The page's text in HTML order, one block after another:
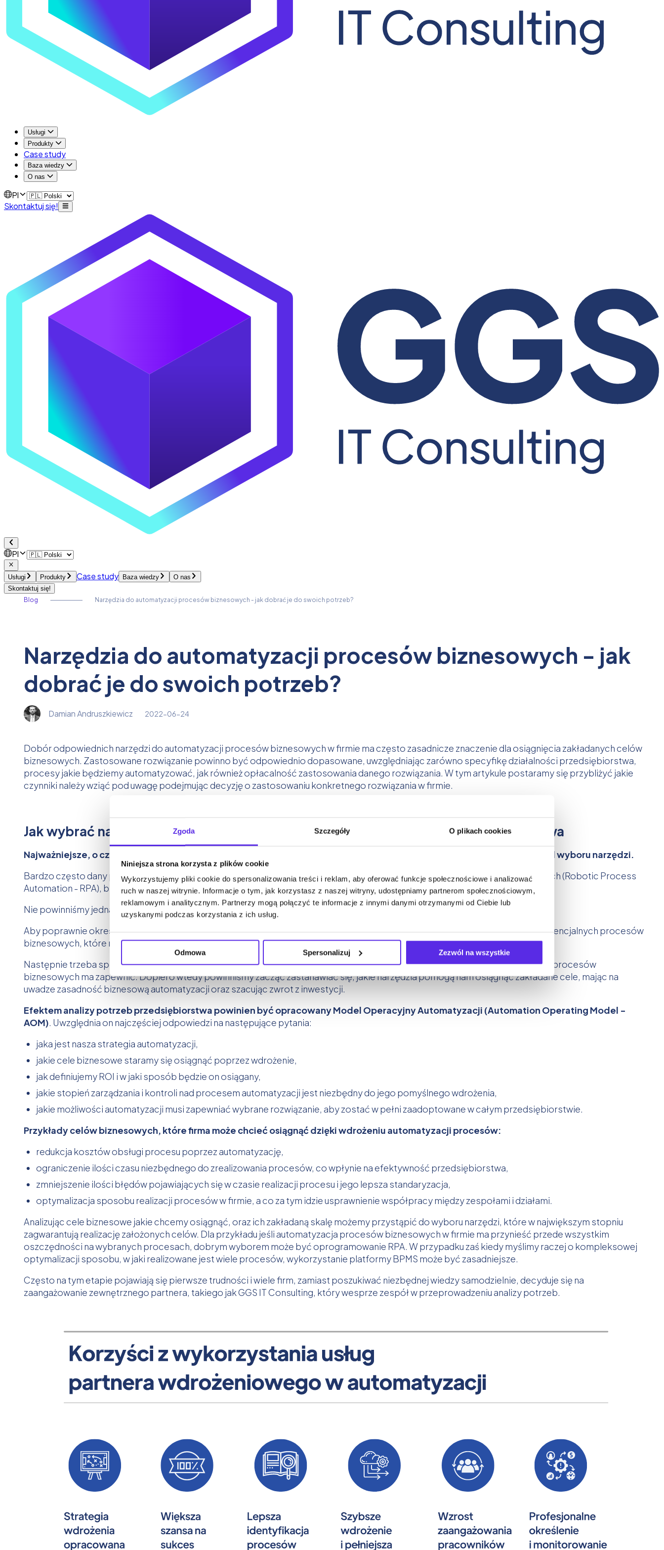
Zgoda Szczegóły O plikach cookies
Niniejsza strona korzysta z plików cookie
Wykorzystujemy pliki cookie do spersonalizowania treści i reklam, aby oferować funkcje społecznościowe i analizować
ruch w naszej witrynie. Informacje o tym, jak korzystasz z naszej witryny, udostępniamy partnerom społecznościowym,
reklamowym i analitycznym. Partnerzy mogą połączyć te informacje z innymi danymi otrzymanymi od Ciebie lub
uzyskanymi podczas korzystania z ich usług.
Odmowa Spersonalizuj Zezwól na wszystkie
Usługi
Produkty
Case study
Baza wiedzy
O nas
Pl
Skontaktuj się!
Pl
Usługi Produkty Case study Baza wiedzy
O nas
Skontaktuj się!
Blog
Narzędzia do automatyzacji procesów biznesowych - jak dobrać je do swoich potrzeb?
Narzędzia do automatyzacji procesów biznesowych - jak
dobrać je do swoich potrzeb?
Damian Andruszkiewicz 2022-06-24
Dobór odpowiednich narzędzi do automatyzacji procesów biznesowych w firmie ma często zasadnicze znaczenie dla osiągnięcia zakładanych celów
biznesowych. Zastosowane rozwiązanie powinno być odpowiednio dopasowane, uwzględniając zarówno specyfikę działalności przedsiębiorstwa,
procesy jakie będziemy automatyzować, jak również opłacalność zastosowania danego rozwiązania. W tym artykule postaramy się przybliżyć jakie
czynniki należy wziąć pod uwagę podejmując decyzję o zastosowaniu konkretnego rozwiązania w firmie.
Jak wybrać narzędzia do automatyzacji procesów - analiza potrzeb przedsiębiorstwa
Najważniejsze, o czym powinniśmy pamiętać, to aby nie rozpoczynać projektu automatyzacji procesów biznesowych od wyboru narzędzi.
Bardzo często dany proces można zautomatyzować zarówno stosując oprogramowanie do Robotyzacji Procesów Biznesowych (Robotic Process
Automation - RPA), bądź Systemy do Zarządzania Procesami Biznesowymi (Business Process Management System - BPMS).
Nie powinniśmy jednak zapominać, iż każde z tych narzędzi zostało stworzone w określonym celu.
Aby poprawnie określić, które z nich będzie w naszej firmie najbardziej optymalne, najpierw powinniśmy zidentyfikować listę potencjalnych procesów
biznesowych, które można zautomatyzować.
Następnie trzeba spojrzeć na te procesy zarówno z perspektywy technologii, jak też celów biznesowych, które automatyzacja procesów
biznesowych ma zapewnić. Dopiero wtedy powinniśmy zacząć zastanawiać się, jakie narzędzia pomogą nam osiągnąć zakładane cele, mając na
uwadze zasadność biznesową automatyzacji oraz szacując zwrot z inwestycji.
Efektem analizy potrzeb przedsiębiorstwa powinien być opracowany Model Operacyjny Automatyzacji (Automation Operating Model -
AOM). Uwzględnia on najczęściej odpowiedzi na następujące pytania:
jaka jest nasza strategia automatyzacji,
jakie cele biznesowe staramy się osiągnąć poprzez wdrożenie,
jak definiujemy ROI i w jaki sposób będzie on osiągany,
jakie stopień zarządzania i kontroli nad procesem automatyzacji jest niezbędny do jego pomyślnego wdrożenia,
jakie możliwości automatyzacji musi zapewniać wybrane rozwiązanie, aby zostać w pełni zaadoptowane w całym przedsiębiorstwie.
Przykłady celów biznesowych, które firma może chcieć osiągnąć dzięki wdrożeniu automatyzacji procesów:
redukcja kosztów obsługi procesu poprzez automatyzację,
ograniczenie ilości czasu niezbędnego do zrealizowania procesów, co wpłynie na efektywność przedsiębiorstwa,
zmniejszenie ilości błędów pojawiających się w czasie realizacji procesu i jego lepsza standaryzacja,
optymalizacja sposobu realizacji procesów w firmie, a co za tym idzie usprawnienie współpracy między zespołami i działami.
Analizując cele biznesowe jakie chcemy osiągnąć, oraz ich zakładaną skalę możemy przystąpić do wyboru narzędzi, które w największym stopniu
zagwarantują realizację założonych celów. Dla przykładu jeśli automatyzacja procesów biznesowych w firmie ma przynieść przede wszystkim
oszczędności na wybranych procesach, dobrym wyborem może być oprogramowanie RPA. W przypadku zaś kiedy myślimy raczej o kompleksowej
optymalizacji sposobu, w jaki realizowane jest wiele procesów, wykorzystanie platformy BPMS może być zasadniejsze.
Często na tym etapie pojawiają się pierwsze trudności i wiele firm, zamiast poszukiwać niezbędnej wiedzy samodzielnie, decyduje się na
zaangażowanie zewnętrznego partnera, takiego jak GGS IT Consulting, który wesprze zespół w przeprowadzeniu analizy potrzeb.